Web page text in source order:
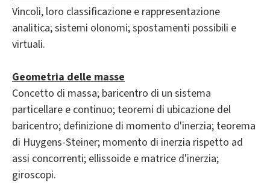
Vincoli, loro classificazione e rappresentazione
analitica; sistemi olonomi; spostamenti possibili e
virtuali.
Geometria delle masse
Concetto di massa; baricentro di un sistema
particellare e continuo; teoremi di ubicazione del
baricentro; definizione di momento d'inerzia; teorema
di Huygens-Steiner; momento di inerzia rispetto ad
assi concorrenti; ellissoide e matrice d'inerzia;
giroscopi.